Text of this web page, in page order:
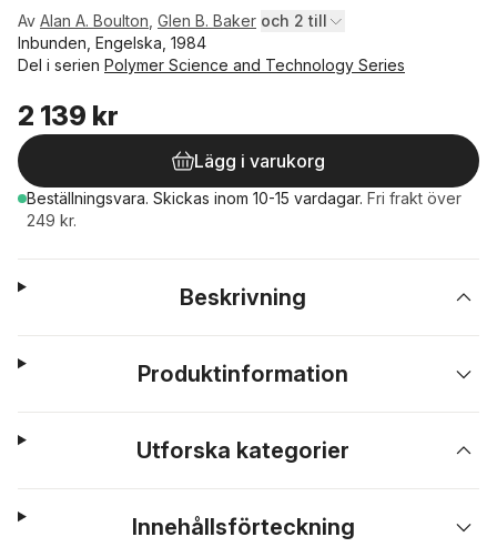
Av Alan A. Boulton Glen B. Baker och 2 till
Inbunden, Engelska, 1984
Del i serien Polymer Science and Technology Series
2 139 kr
Lägg i varukorg
Beställningsvara. Skickas inom 10-15 vardagar. Fri frakt över
249 kr.
Beskrivning
Produktinformation
Utforska kategorier
Innehållsförteckning